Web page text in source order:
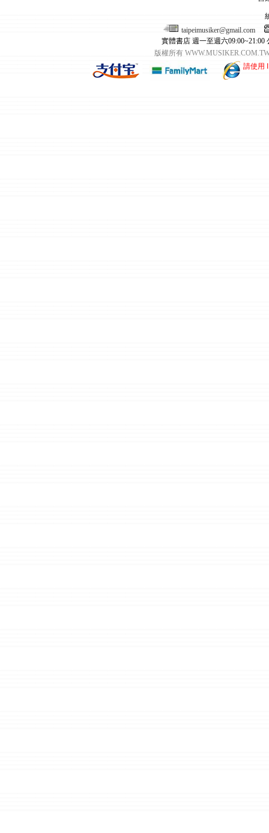
taipeimusiker@gmail.com
實體書店 週一至週六09:00~21:00
版權所有
請使用